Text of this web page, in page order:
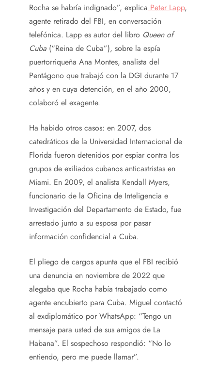
Rocha se habría indignado”, explica Peter Lapp,
agente retirado del FBI, en conversación
telefónica. Lapp es autor del libro Queen of
Cuba (“Reina de Cuba”), sobre la espía
puertorriqueña Ana Montes, analista del
Pentágono que trabajó con la DGI durante 17
años y en cuya detención, en el año 2000,
colaboró el exagente.
Ha habido otros casos: en 2007, dos
catedráticos de la Universidad Internacional de
Florida fueron detenidos por espiar contra los
grupos de exiliados cubanos anticastristas en
Miami. En 2009, el analista Kendall Myers,
funcionario de la Oficina de Inteligencia e
Investigación del Departamento de Estado, fue
arrestado junto a su esposa por pasar
información confidencial a Cuba.
El pliego de cargos apunta que el FBI recibió
una denuncia en noviembre de 2022 que
alegaba que Rocha había trabajado como
agente encubierto para Cuba. Miguel contactó
al exdiplomático por WhatsApp: “Tengo un
mensaje para usted de sus amigos de La
Habana”. El sospechoso respondió: “No lo
entiendo, pero me puede llamar”.